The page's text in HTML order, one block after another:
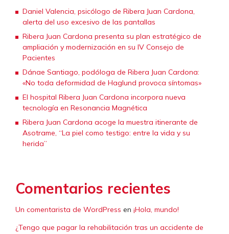
Daniel Valencia, psicólogo de Ribera Juan Cardona,
alerta del uso excesivo de las pantallas
Ribera Juan Cardona presenta su plan estratégico de
ampliación y modernización en su IV Consejo de
Pacientes
Dánae Santiago, podóloga de Ribera Juan Cardona:
«No toda deformidad de Haglund provoca síntomas»
El hospital Ribera Juan Cardona incorpora nueva
tecnología en Resonancia Magnética
Ribera Juan Cardona acoge la muestra itinerante de
Asotrame, “La piel como testigo: entre la vida y su
herida”
Comentarios recientes
Un comentarista de WordPress en ¡Hola, mundo!
¿Tengo que pagar la rehabilitación tras un accidente de